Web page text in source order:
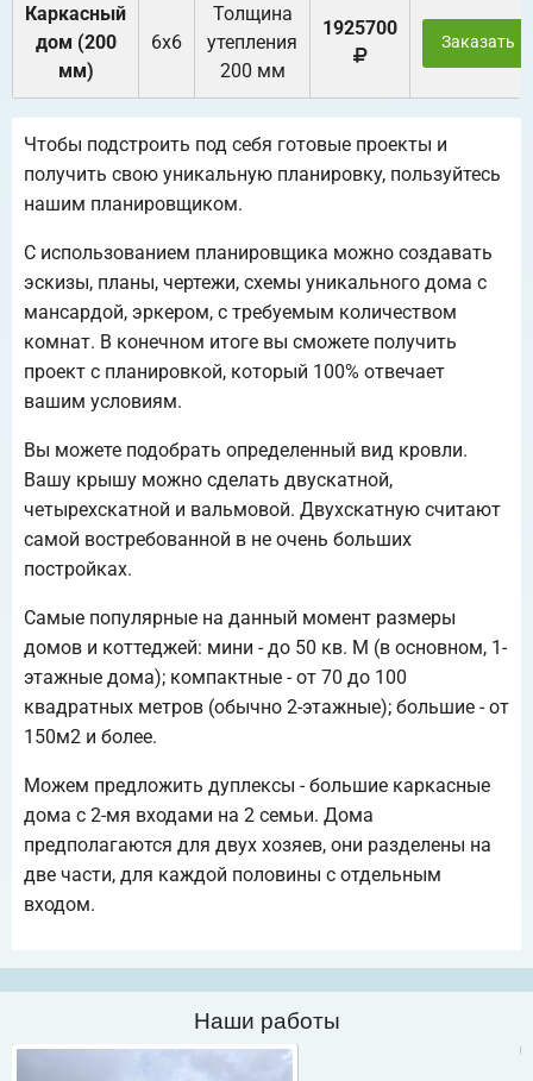
Каркасный
дом (200
мм)
6х6
Толщина
утепления
200 мм
1925700
Заказать
Чтобы подстроить под себя готовые проекты и
получить свою уникальную планировку, пользуйтесь
нашим планировщиком.
С использованием планировщика можно создавать
эскизы, планы, чертежи, схемы уникального дома с
мансардой, эркером, с требуемым количеством
комнат. В конечном итоге вы сможете получить
проект с планировкой, который 100% отвечает
вашим условиям.
Вы можете подобрать определенный вид кровли.
Вашу крышу можно сделать двускатной,
четырехскатной и вальмовой. Двухскатную считают
самой востребованной в не очень больших
постройках.
Самые популярные на данный момент размеры
домов и коттеджей: мини - до 50 кв. М (в основном, 1-
этажные дома); компактные - от 70 до 100
квадратных метров (обычно 2-этажные); большие - от
150м2 и более.
Можем предложить дуплексы - большие каркасные
дома с 2-мя входами на 2 семьи. Дома
предполагаются для двух хозяев, они разделены на
две части, для каждой половины с отдельным
входом.
Наши работы